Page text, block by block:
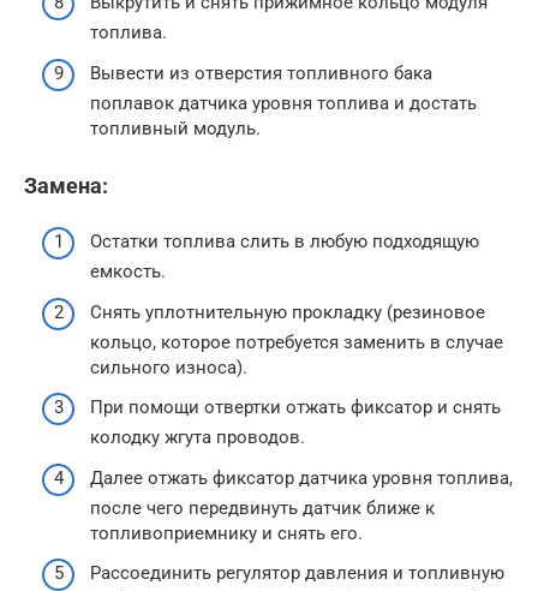
топлива.
Вывести из отверстия топливного бака
поплавок датчика уровня топлива и достать
топливный модуль.
Замена:
Остатки топлива слить в любую подходящую
емкость.
Снять уплотнительную прокладку (резиновое
кольцо, которое потребуется заменить в случае
сильного износа).
При помощи отвертки отжать фиксатор и снять
колодку жгута проводов.
Далее отжать фиксатор датчика уровня топлива,
после чего передвинуть датчик ближе к
топливоприемнику и снять его.
Рассоединить регулятор давления и топливную